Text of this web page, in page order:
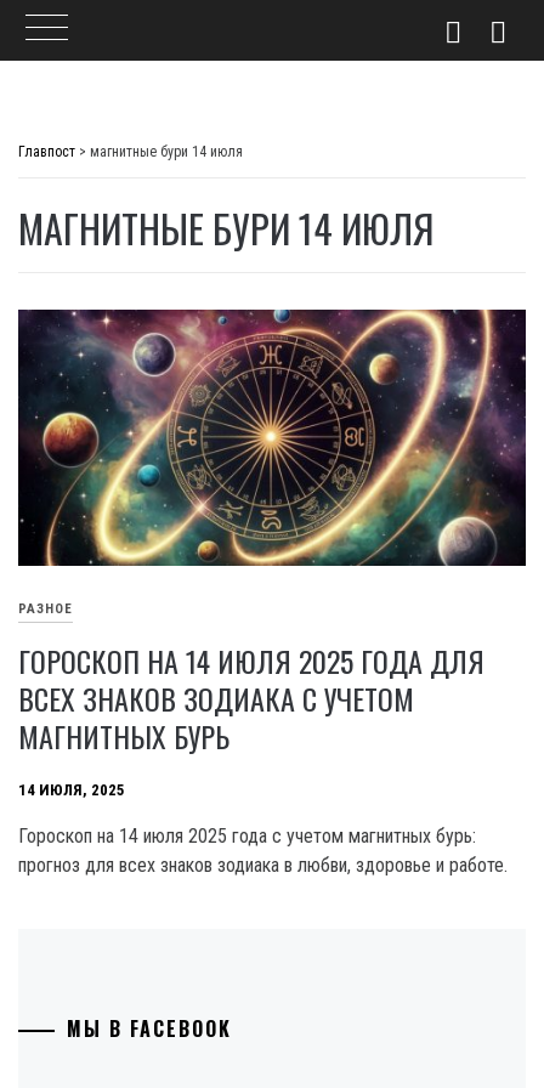
Главпост > магнитные бури 14 июля
МАГНИТНЫЕ БУРИ 14 ИЮЛЯ
РАЗНОЕ
ГОРОСКОП НА 14 ИЮЛЯ 2025 ГОДА ДЛЯ
ВСЕХ ЗНАКОВ ЗОДИАКА С УЧЕТОМ
МАГНИТНЫХ БУРЬ
14 ИЮЛЯ, 2025
Гороскоп на 14 июля 2025 года с учетом магнитных бурь:
прогноз для всех знаков зодиака в любви, здоровье и работе.
МЫ В FACEBOOK